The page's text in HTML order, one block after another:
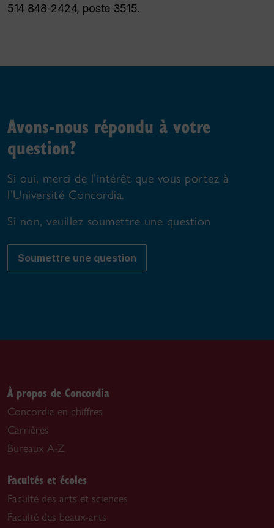
514 848-2424, poste 3515.
Avons-nous répondu à votre
question?
Si oui, merci de l’intérêt que vous portez à
l’Université Concordia.
Si non, veuillez soumettre une question
Soumettre une question
À propos de Concordia
Concordia en chiffres
Carrières
Bureaux A-Z
Facultés et écoles
Faculté des arts et sciences
Faculté des beaux-arts